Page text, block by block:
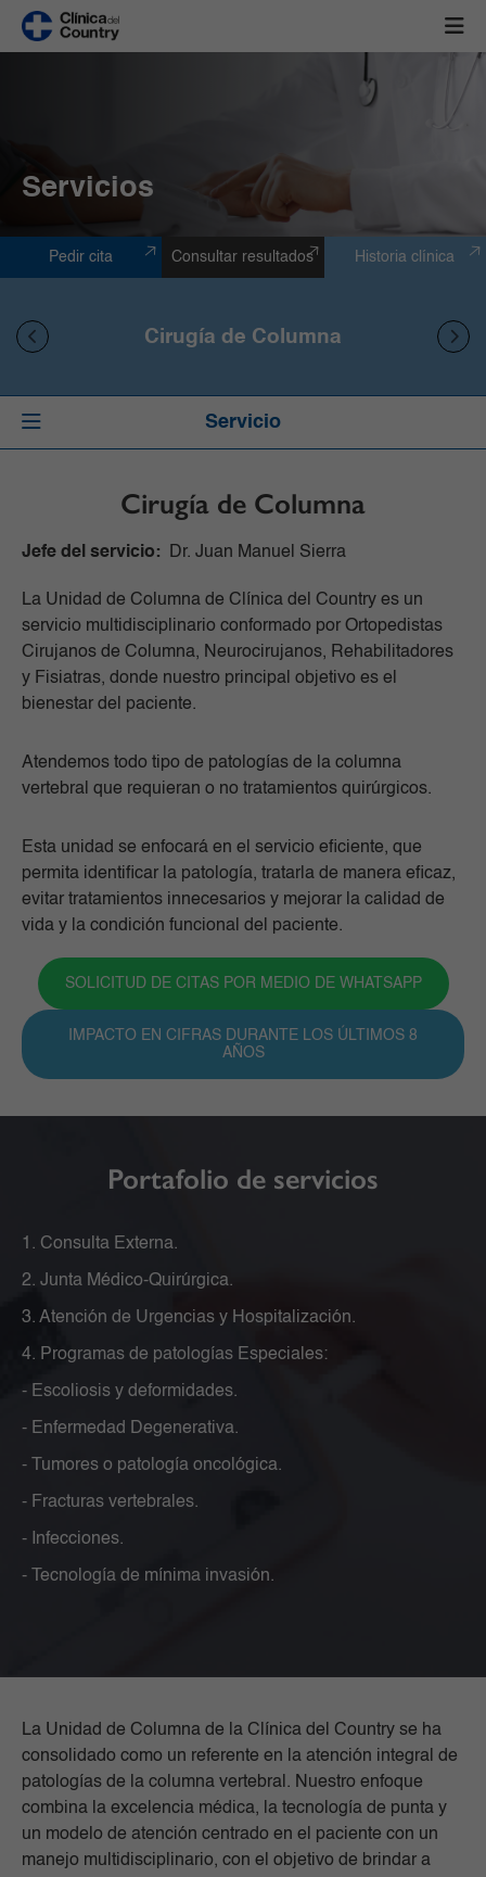
Servicios
Pedir cita Consultar resultados Historia clínica
Cirugía de Columna
Servicio
Cirugía de Columna
Jefe del servicio: Dr. Juan Manuel Sierra
La Unidad de Columna de Clínica del Country es un
servicio multidisciplinario conformado por Ortopedistas
Cirujanos de Columna, Neurocirujanos, Rehabilitadores
y Fisiatras, donde nuestro principal objetivo es el
bienestar del paciente.
Atendemos todo tipo de patologías de la columna
vertebral que requieran o no tratamientos quirúrgicos.
Esta unidad se enfocará en el servicio eficiente, que
permita identificar la patología, tratarla de manera eficaz,
evitar tratamientos innecesarios y mejorar la calidad de
vida y la condición funcional del paciente.
SOLICITUD DE CITAS POR MEDIO DE WHATSAPP
IMPACTO EN CIFRAS DURANTE LOS ÚLTIMOS 8
AÑOS
Portafolio de servicios
1. Consulta Externa.
2. Junta Médico-Quirúrgica.
3. Atención de Urgencias y Hospitalización.
4. Programas de patologías Especiales:
- Escoliosis y deformidades.
- Enfermedad Degenerativa.
- Tumores o patología oncológica.
- Fracturas vertebrales.
- Infecciones.
- Tecnología de mínima invasión.
La Unidad de Columna de la Clínica del Country se ha
consolidado como un referente en la atención integral de
patologías de la columna vertebral. Nuestro enfoque
combina la excelencia médica, la tecnología de punta y
un modelo de atención centrado en el paciente con un
manejo multidisciplinario, con el objetivo de brindar a